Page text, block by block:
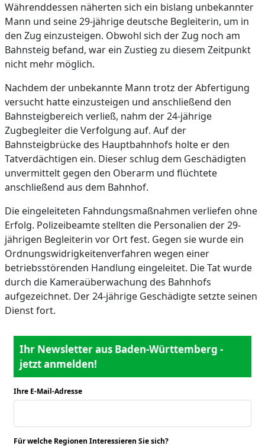
Währenddessen näherten sich ein bislang unbekannter
Mann und seine 29-jährige deutsche Begleiterin, um in
den Zug einzusteigen. Obwohl sich der Zug noch am
Bahnsteig befand, war ein Zustieg zu diesem Zeitpunkt
nicht mehr möglich.
Nachdem der unbekannte Mann trotz der Abfertigung
versucht hatte einzusteigen und anschließend den
Bahnsteigbereich verließ, nahm der 24-jährige
Zugbegleiter die Verfolgung auf. Auf der
Bahnsteigbrücke des Hauptbahnhofs holte er den
Tatverdächtigen ein. Dieser schlug dem Geschädigten
unvermittelt gegen den Oberarm und flüchtete
anschließend aus dem Bahnhof.
Die eingeleiteten Fahndungsmaßnahmen verliefen ohne
Erfolg. Polizeibeamte stellten die Personalien der 29-
jährigen Begleiterin vor Ort fest. Gegen sie wurde ein
Ordnungswidrigkeitenverfahren wegen einer
betriebsstörenden Handlung eingeleitet. Die Tat wurde
durch die Kameraüberwachung des Bahnhofs
aufgezeichnet. Der 24-jährige Geschädigte setzte seinen
Dienst fort.
Ihr Newsletter aus Baden-Württemberg -
jetzt anmelden!
Ihre E-Mail-Adresse
Für welche Regionen Interessieren Sie sich?